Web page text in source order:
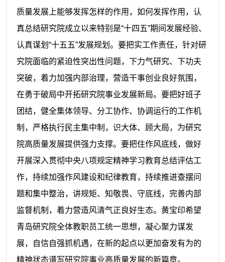
质量发展上能够发挥怎样的作用，如何发挥作用，认
真总结研究院成立以来特别是“十四五”期间发展经验、
认真谋划“十五五”发展规划。要把实工作责任，针对研
究院面临的紧迫性突出性问题，下力气研究、下功夫
突破，着力加强内部治理，营造干事创业良好氛围，
在勇于破局中开拓研究院事业发展新局。要把好班子
团结，健全集体领导、分工协作、协调运行的工作机
制，严格执行民主集中制，识大体、顾大局，为研究
院高质量发展提供强力支撑。要把住作风底线，做好
开展深入贯彻中央八项规定精神学习教育总结评估工
作，持续加强作风建设和纪律教育，持续推进查摆问
题和集中整治，讲规矩、知敬畏、守底线，完善内部
监督机制，着力营造风清气正良好生态。黄宝印希望
青岛研究院全体教职员工统一思想，凝心聚力谋发
展，自信自强抓机遇，在新的起点以更加奋发有为的
精神状态谱写研究院事业高质量发展的新篇章。